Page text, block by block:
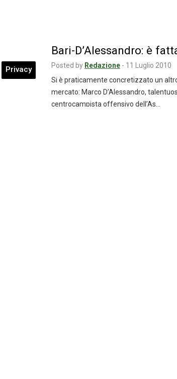
Bari-D’Alessandro: è
Posted by Redazione - 11 Luglio 2010
Si è praticamente concretizzato un
mercato: Marco D’Alessandro,
centrocampista offensivo dell’As…
Privacy